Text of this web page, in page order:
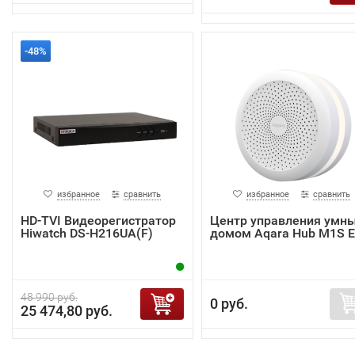
-48%
избранное сравнить
HD-TVI Видеорегистратор
Hiwatch DS-H216UA(F)
48 990 руб.
25 474,80 руб.
избранное сравнить
Центр управления
домом Aqara Hub M1S
0 руб.